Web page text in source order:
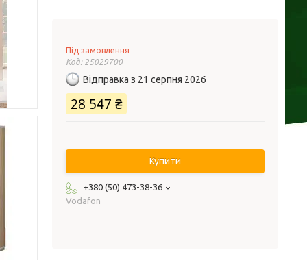
Під замовлення
Код: 25029700
Відправка з 21 серпня 2026
28 547 ₴
Купити
+380 (50) 473-38-36
Vodafon